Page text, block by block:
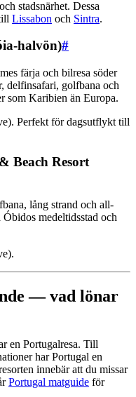
stadsnärhet. Dessa
Lissabon och Sintra.
halvön)#
färja och bilresa söder
delfinsafari, golfbana och
som Karibien än Europa.
Perfekt för dagsutflykt till
Beach Resort
lång strand och all-
medeltidsstad och
— vad lönar
en Portugalresa. Till
har Portugal en
innebär att du missar
Portugal matguide för